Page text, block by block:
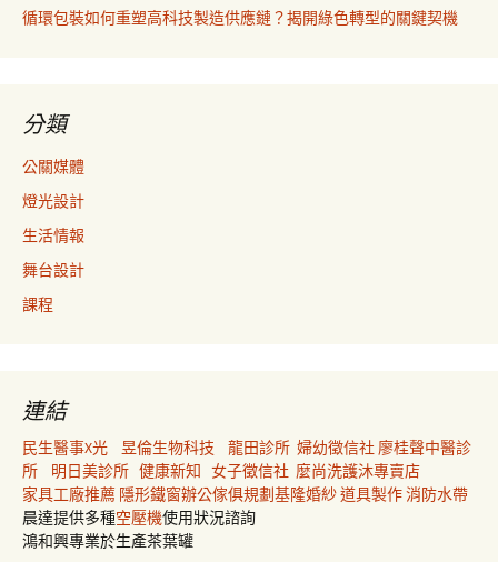
循環包裝如何重塑高科技製造供應鏈？揭開綠色轉型的關鍵契機
分類
公關媒體
燈光設計
生活情報
舞台設計
課程
連結
民生醫事X光 昱倫生物科技 龍田診所 婦幼徵信社 廖桂聲中醫診
所
明日美診所 健康新知 女子徵信社 麼尚洗護沐專賣店
家具工廠推薦 隱形鐵窗辦公傢俱規劃基隆婚紗道具製作消防水帶
晨達提供多種空壓機使用狀況諮詢
鴻和興專業於生產茶葉罐